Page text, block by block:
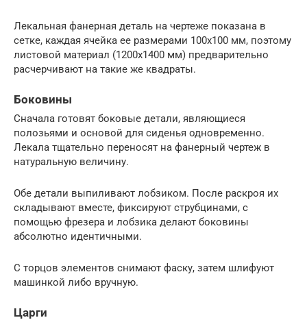
Лекальная фанерная деталь на чертеже показана в
сетке, каждая ячейка ее размерами 100х100 мм, поэтому
листовой материал (1200х1400 мм) предварительно
расчерчивают на такие же квадраты.
Боковины
Сначала готовят боковые детали, являющиеся
полозьями и основой для сиденья одновременно.
Лекала тщательно переносят на фанерный чертеж в
натуральную величину.
Обе детали выпиливают лобзиком. После раскроя их
складывают вместе, фиксируют струбцинами, с
помощью фрезера и лобзика делают боковины
абсолютно идентичными.
С торцов элементов снимают фаску, затем шлифуют
машинкой либо вручную.
Царги